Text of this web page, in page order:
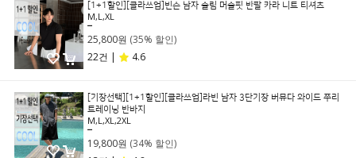
[1+1할인][클라쓰업]빈슨 남자 슬림 머슬핏 반팔 카라 니트 티셔츠
M,L,XL
25,800원 (35% 할인)
22건 |
4.6
[기장선택][1+1할인][클라쓰업]라빈 남자 3단기장 버뮤다 와이드 쭈리
트레이닝 반바지
M,L,XL,2XL
19,800원 (34% 할인)